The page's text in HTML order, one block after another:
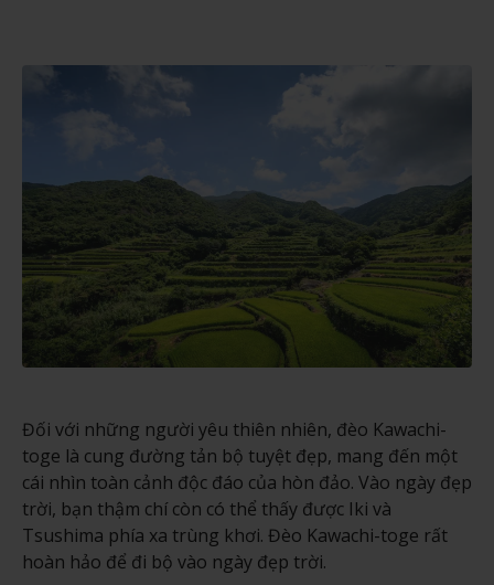
Đối với những người yêu thiên nhiên, đèo Kawachi-
toge là cung đường tản bộ tuyệt đẹp, mang đến một
cái nhìn toàn cảnh độc đáo của hòn đảo. Vào ngày đẹp
trời, bạn thậm chí còn có thể thấy được Iki và
Tsushima phía xa trùng khơi. Đèo Kawachi-toge rất
hoàn hảo để đi bộ vào ngày đẹp trời.